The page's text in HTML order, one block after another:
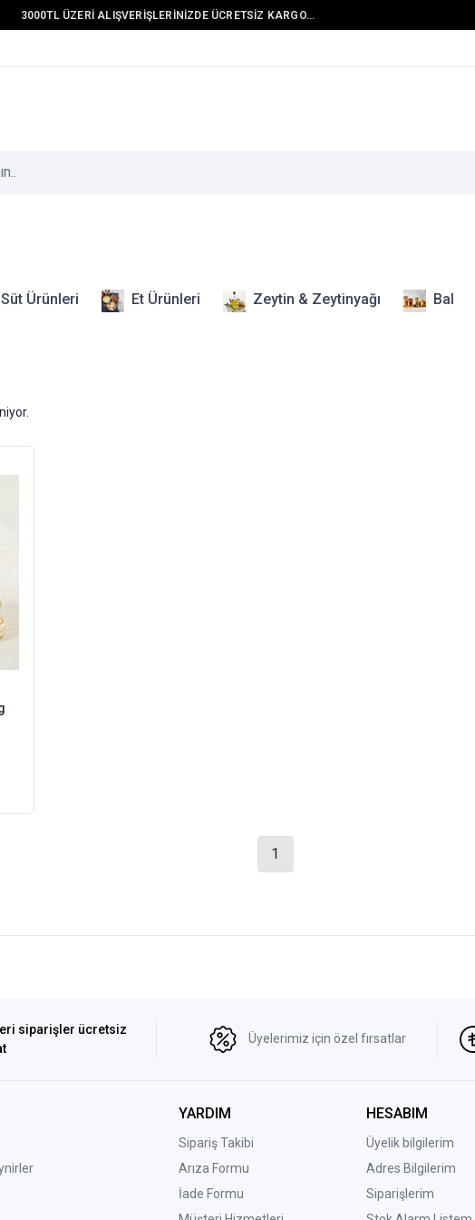
3000TL ÜZERİ ALIŞVERİŞLERİNİZDE ÜCRETSİZ KARGO...
Süt Ürünleri Et Ürünleri Zeytin & Zeytinyağı Bal
1
siparişler ücretsiz
Üyelerimiz için özel fırsatlar
YARDIM
Sipariş Takibi
Arıza Formu
İade Formu
HESABIM
Üyelik bilgilerim
Adres Bilgilerim
Siparişlerim